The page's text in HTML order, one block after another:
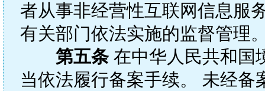
者从事非经营性互联网信息服
有关部门依法实施的监督管理
第五条在中华人民共和国
当依法履行备案手续。 未经